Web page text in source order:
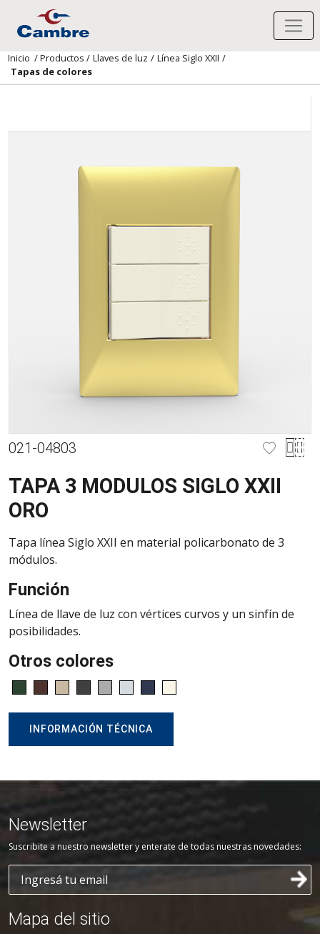
Inicio /Productos / Llaves de luz / Línea Siglo XXII /
Tapas de colores
021-04803
TAPA 3 MODULOS SIGLO XXII
ORO
Tapa línea Siglo XXII en material policarbonato de 3
módulos.
Función
Línea de llave de luz con vértices curvos y un sinfín de
posibilidades.
Otros colores
INFORMACIÓN TÉCNICA
Newsletter
Suscribite a nuestro newsletter y enterate de todas nuestras novedades:
Mapa del sitio